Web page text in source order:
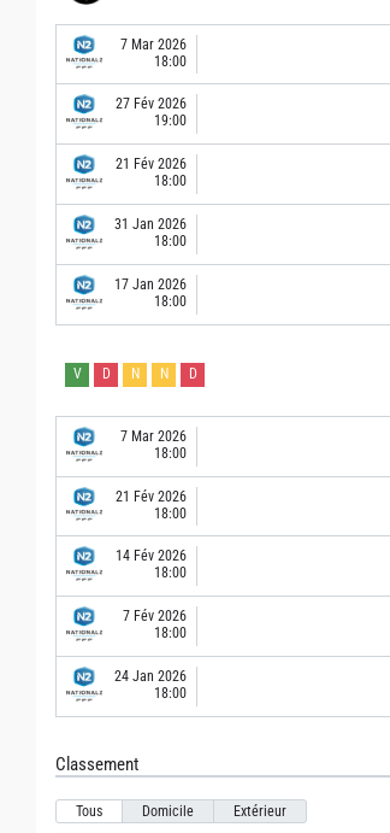
7 Mar 2026
18:00
27 Fév 2026
19:00
21 Fév 2026
18:00
31 Jan 2026
18:00
17 Jan 2026
18:00
V D N N D
7 Mar 2026
18:00
21 Fév 2026
18:00
14 Fév 2026
18:00
7 Fév 2026
18:00
24 Jan 2026
18:00
Classement
Tous Domicile Extérieur